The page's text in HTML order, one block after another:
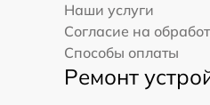
Наши услуги
Согласие на
Способы оплаты
Ремонт